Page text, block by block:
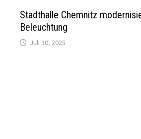
Stadthalle Chemnitz
Beleuchtung
Juli 30, 2025